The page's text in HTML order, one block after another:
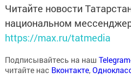
Читайте новости
национальном
https://max.ru/tatmedia
Подписывайтесь на наш
читайте нас Вконтакте,